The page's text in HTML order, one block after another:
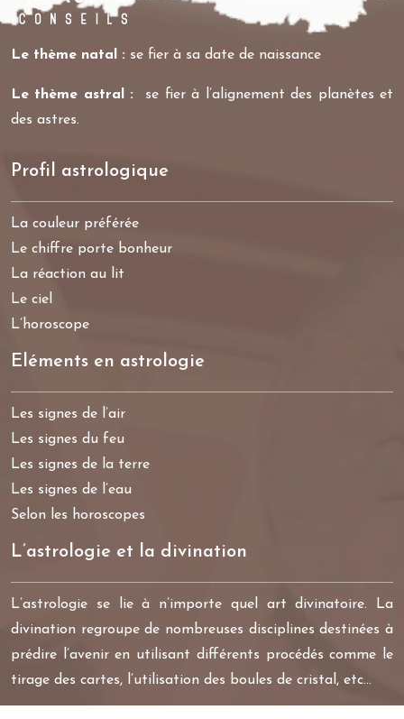
Le thème natal : se fier à sa date de naissance
Le thème astral :
se fier à l’alignement des planètes et
des astres.
Profil astrologique
La couleur préférée
Le chiffre porte bonheur
La réaction au lit
Le ciel
L’horoscope
Eléments en astrologie
Les signes de l’air
Les signes du feu
Les signes de la terre
Les signes de l’eau
Selon les horoscopes
L’astrologie et la divination
L’astrologie se lie à n’importe quel art divinatoire. La
divination regroupe de nombreuses disciplines destinées à
prédire l’avenir en utilisant différents procédés comme le
tirage des cartes, l’utilisation des boules de cristal, etc…